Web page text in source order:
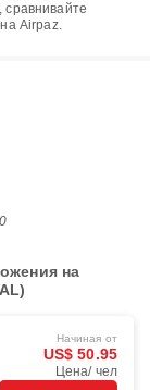
Airpaz.
на
Начиная от
US$ 50.95
Цена/ чел